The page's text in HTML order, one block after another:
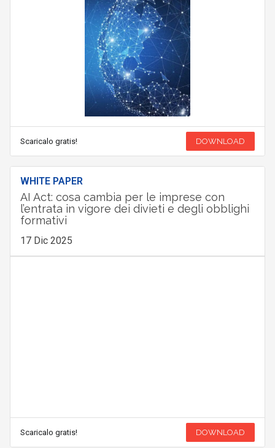
Scaricalo gratis! DOWNLOAD
WHITE PAPER
AI Act: cosa cambia per le imprese con
l’entrata in vigore dei divieti e degli obblighi
formativi
17 Dic 2025
Scaricalo gratis! DOWNLOAD